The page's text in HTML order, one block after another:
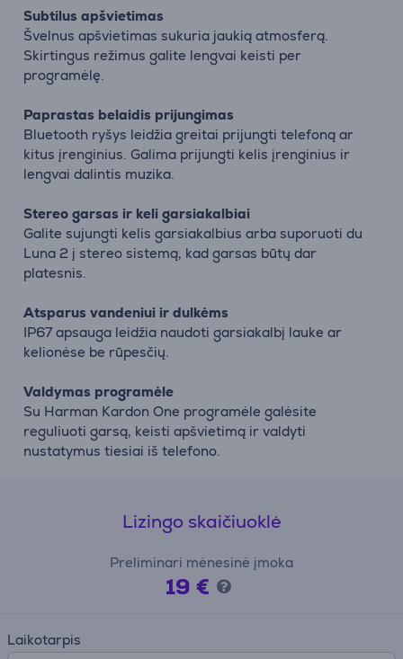
Subtilus apšvietimas
Švelnus apšvietimas sukuria jaukią atmosferą.
Skirtingus režimus galite lengvai keisti per
programėlę.
Paprastas belaidis prijungimas
Bluetooth ryšys leidžia greitai prijungti telefoną ar
kitus įrenginius. Galima prijungti kelis įrenginius ir
lengvai dalintis muzika.
Stereo garsas ir keli garsiakalbiai
Galite sujungti kelis garsiakalbius arba suporuoti du
Luna 2 į stereo sistemą, kad garsas būtų dar
platesnis.
Atsparus vandeniui ir dulkėms
IP67 apsauga leidžia naudoti garsiakalbį lauke ar
kelionėse be rūpesčių.
Valdymas programėle
Su Harman Kardon One programėle galėsite
reguliuoti garsą, keisti apšvietimą ir valdyti
nustatymus tiesiai iš telefono.
Lizingo skaičiuoklė
Preliminari mėnesinė įmoka
19 €
Laikotarpis